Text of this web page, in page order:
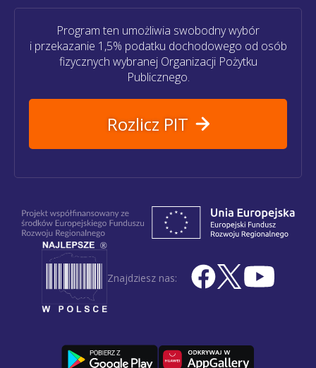
Program ten umożliwia swobodny wybór
i przekazanie 1,5% podatku dochodowego od osób
fizycznych wybranej Organizacji Pożytku
Publicznego.
Rozlicz PIT
Znajdziesz nas: